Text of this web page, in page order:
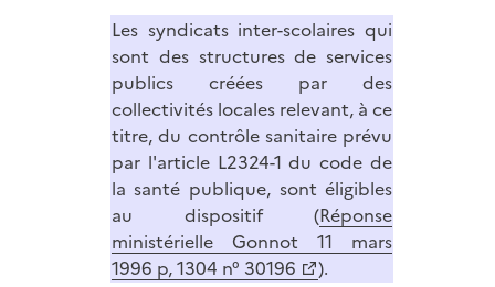
Les syndicats inter-scolaires qui
sont des structures de services
publics créées par des
collectivités locales relevant, à ce
titre, du contrôle sanitaire prévu
par l'article L2324-1 du code de
la santé publique, sont éligibles
au dispositif (Réponse
ministérielle Gonnot 11 mars
1996 p, 1304 n° 30196
).